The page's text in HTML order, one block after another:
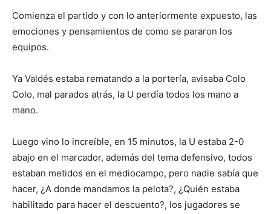
Comienza el partido y con lo anteriormente expuesto, las
emociones y pensamientos de como se pararon los
equipos.
Ya Valdés estaba rematando a la portería, avisaba Colo
Colo, mal parados atrás, la U perdía todos los mano a
mano.
Luego vino lo increíble, en 15 minutos, la U estaba 2-0
abajo en el marcador, además del tema defensivo, todos
estaban metidos en el mediocampo, pero nadie sabía que
hacer, ¿A donde mandamos la pelota?, ¿Quién estaba
habilitado para hacer el descuento?, los jugadores se